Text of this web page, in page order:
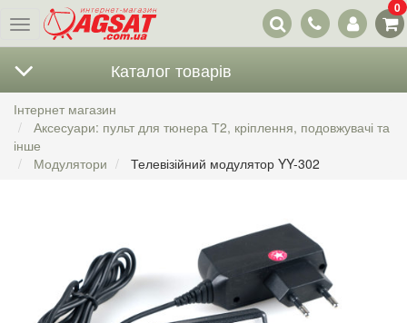
Меню
Наші
контакти
0
Каталог товарів
Інтернет магазин
Аксесуари: пульт для тюнера Т2, кріплення, подовжувачі та
інше
Модулятори
Телевізійний модулятор YY-302